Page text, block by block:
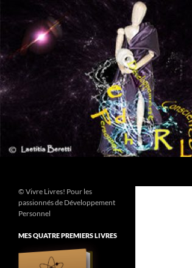
contenu
© Vivre Livres! Pour les
passionnés de Développement
Personnel
MES QUATRE PREMIERS LIVRES